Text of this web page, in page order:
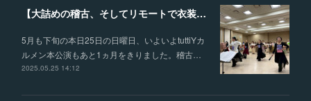
【大詰めの稽古、そしてリモートで衣装合わせを行いました】
5月も下旬の本日25日の日曜日、いよいよtuttiYカ
ルメン本公演もあと1ヵ月をきりました。稽古…
2025.05.25 14:12